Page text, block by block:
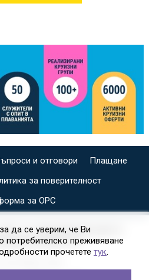
и отговори
Плащане
за поверителност
за ОРС
ЗА ИНДИВИДУАЛНИ И
КРУИЗИ НА
да се уверим, че Ви
потребителско преживяване
прочетете тук.